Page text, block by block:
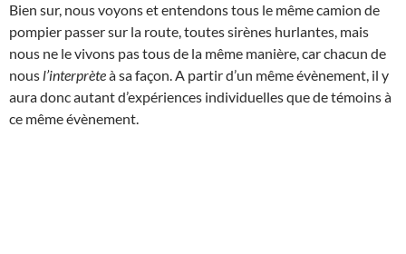
Bien sur, nous voyons et entendons tous le même camion de
pompier passer sur la route, toutes sirènes hurlantes, mais
nous ne le vivons pas tous de la même manière, car chacun de
nous l’interprèteà sa façon. A partir d’un même évènement, il y
aura donc autant d’expériences individuelles que de témoins à
ce même évènement.